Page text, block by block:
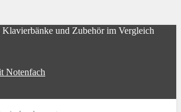
und Zubehör im Vergleich
Notenfach